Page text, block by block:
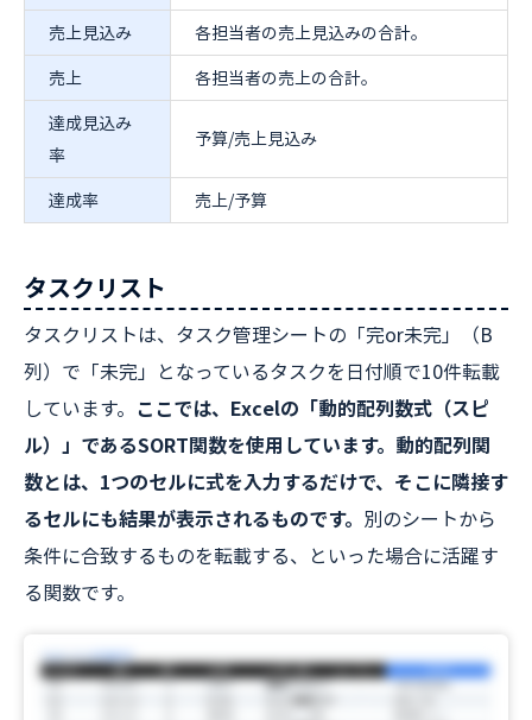
売上見込み
各担当者の売上見込みの合計。
売上
各担当者の売上の合計。
達成見込み
率
予算/売上見込み
達成率 売上/予算
タスクリスト
タスクリストは、タスク管理シートの「完or未完」（B
列）で「未完」となっているタスクを日付順で10件転載
しています。 ここでは、Excelの「動的配列数式（スピ
ル）」であるSORT関数を使用しています。動的配列関
数とは、1つのセルに式を入力するだけで、そこに隣接す
るセルにも結果が表示されるものです。 別のシートから
条件に合致するものを転載する、といった場合に活躍す
る関数です。